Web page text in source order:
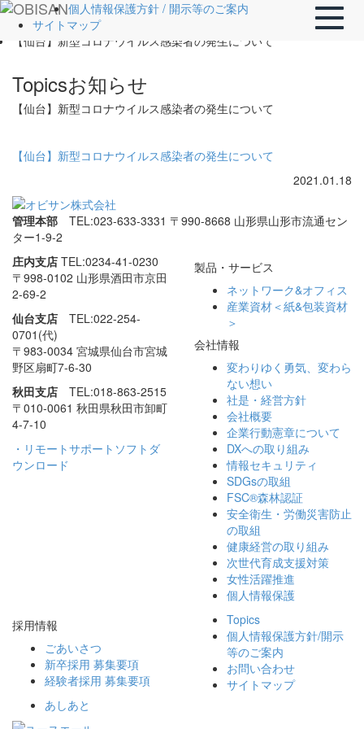
Toggle
個人情報保護方針 / 開示等のご案内
サイトマップ
ホーム
Topics
【仙台】新型コロナウイルス感染者の発生について
Topicsお知らせ
【仙台】新型コロナウイルス感染者の発生について
【仙台】新型コロナウイルス感染者の発生について
2021.01.18
管理本部 TEL:023-633-3331 〒990-8668 山形県山形市流通セン
ター1-9-2
庄内支店 TEL:0234-41-0230
〒998-0102 山形県酒田市京田
2-69-2
仙台支店 TEL:022-254-
0701(代)
〒983-0034 宮城県仙台市宮城
野区扇町7-6-30
秋田支店 TEL:018-863-2515
〒010-0061 秋田県秋田市卸町
4-7-10
・リモートサポートソフトダ
ウンロード
製品・サービス
ネットワーク&オフィス
産業資材＜紙&包装資材
＞
会社情報
変わりゆく勇気、 変わら
ない想い
社是・経営方針
会社概要
企業行動憲章について
DXへの取り組み
情報セキュリティ
SDGsの取組
FSC®森林認証
安全衛生・労働災害防止
の取組
健康経営の取り組み
次世代育成支援対策
女性活躍推進
個人情報保護
採用情報
ごあいさつ
新卒採用 募集要項
経験者採用 募集要項
あしあと
Topics
個人情報保護方針/開示
等のご案内
お問い合わせ
サイトマップ